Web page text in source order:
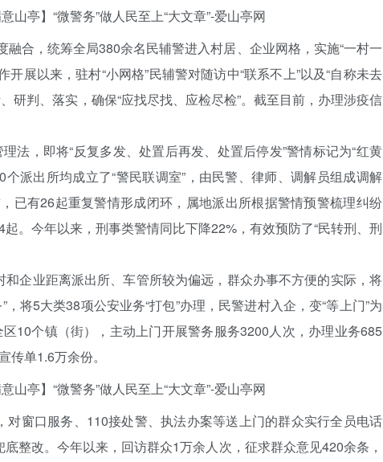
融合，统筹全局380余名民辅警进入村居、企业网格，实施“一村一
展以来，驻村“小网格”民辅警对随访中“联系不上”以及“自称未去
研判、落实，确保“应找尽找、应检尽检”。截至目前，办理涉疫信
法，即将“反复多发、处置后再发、处置后停发”警情标记为“红黄
派出所均成立了“警民联调室”，由民警、律师、调解员组成调解
已有26起重复警情形成闭环，属地派出所根据警情预警梳理纠纷
。今年以来，刑事类警情同比下降22%，有效预防了“民转刑、刑
和企业距离派出所、车管所较为偏远，群众办事不方便的实际，将
将5大类38项公安业务“打包”办理，民警进村入企，变“等上门”为
区10个镇（街），主动上门开展警务服务3200人次，办理业务685
单1.6万余份。
对窗口服务、110接处警、执法办案等送上门的群众实行全员电话
整改。今年以来，回访群众1万余人次，征求群众意见420余条，